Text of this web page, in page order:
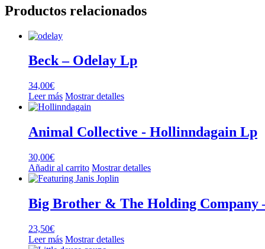
Productos relacionados
Beck – Odelay Lp
34,00€
Leer más Mostrar detalles
Animal Collective ‎- Hollinndagain Lp
30,00€
Añadir al carrito Mostrar detalles
Big Brother & The Holding Company
23,50€
Leer más Mostrar detalles